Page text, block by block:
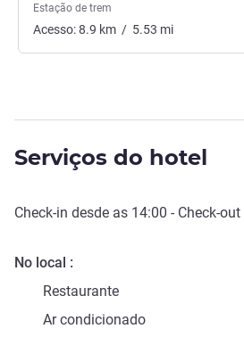
Estação de trem
Acesso:8.9 km / 5.53 mi
Serviços do hotel
Check-in desde as 14:00 - Check-out
No local
Restaurante
Ar condicionado